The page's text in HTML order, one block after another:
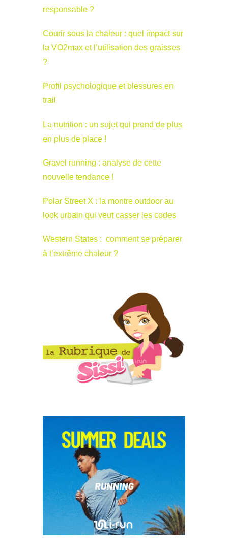
responsable ?
Courir sous la chaleur : quel impact sur
la VO2max et l’utilisation des graisses
?
Profil psychologique et blessures en
trail
La nutrition : un sujet qui prend de plus
en plus de place !
Gravel running : analyse de cette
nouvelle tendance !
Polar Street X : la montre outdoor au
look urbain qui veut casser les codes
Western States : comment se préparer
à l’extrême chaleur ?